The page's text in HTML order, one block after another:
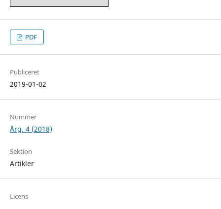
PDF
Publiceret
2019-01-02
Nummer
Årg. 4 (2018)
Sektion
Artikler
Licens